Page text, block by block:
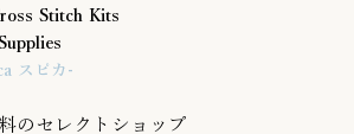
Stitch Kits
スピカ-
のセレクトショップ